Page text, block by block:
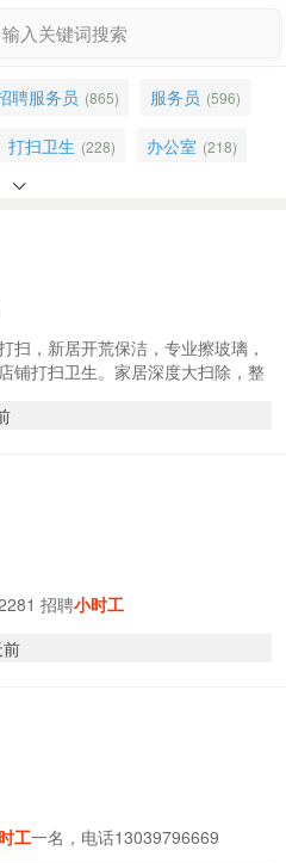
输入关键词搜索
聘服务员 (865) 服务员 (596)
打扫卫生 (228) 办公室 (218)
烧烤店招聘
山区
兼职 (236) 钟点工 (197)

扫，新居开荒保洁，专业擦玻璃，
铺打扫卫生。家居深度大扫除，整
招聘小时工
工一名，电话13039796669